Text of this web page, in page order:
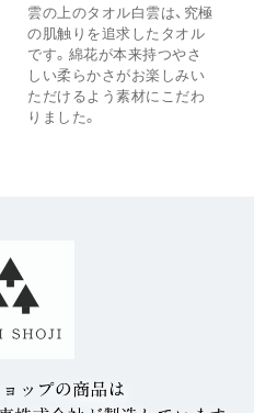
雲の上のタオル白雲は、究極
の肌触りを追求したタオル
です。綿花が本来持つやさ
しい柔らかさがお楽しみい
ただけるよう素材にこだわ
りました。